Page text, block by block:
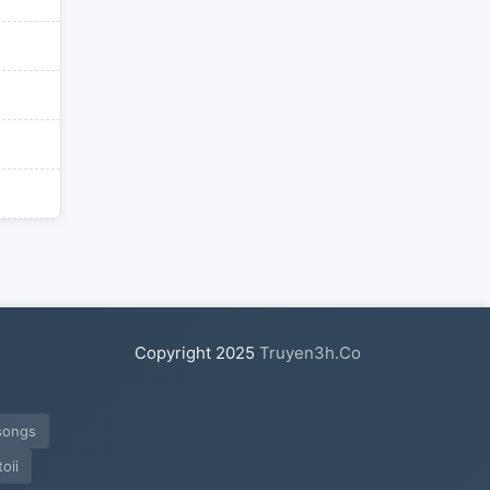
Copyright 2025 Truyen3h.Co